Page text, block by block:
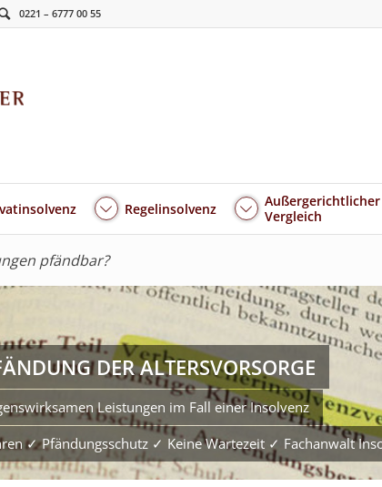
0221 – 6777 00 55
Regelinsolvenz
Außergerichtlicher
Vergleich
pfändbar?
DER ALTERSVORSORGE
Leistungen im Fall einer Insolvenz
✓ Pfändungsschutz ✓ Keine Wartezeit ✓ Fachanwalt